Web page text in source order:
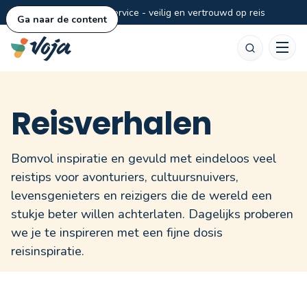
Ga naar de content
Persoonlijke service - veilig en vertrouwd op reis
Reisverhalen
Bomvol inspiratie en gevuld met eindeloos veel
reistips voor avonturiers, cultuursnuivers,
levensgenieters en reizigers die de wereld een
stukje beter willen achterlaten. Dagelijks proberen
we je te inspireren met een fijne dosis
reisinspiratie.
Zoeken